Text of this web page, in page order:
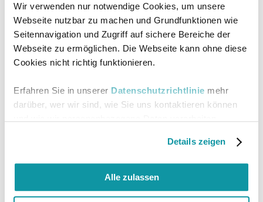
Wir verwenden nur notwendige Cookies, um unsere
Webseite nutzbar zu machen und Grundfunktionen wie
Seitennavigation und Zugriff auf sichere Bereiche der
Webseite zu ermöglichen. Die Webseite kann ohne diese
Cookies nicht richtig funktionieren.
Erfahren Sie in unserer Datenschutzrichtlinie mehr
darüber, wer wir sind, wie Sie uns kontaktieren können
Details zeigen
Alle zulassen